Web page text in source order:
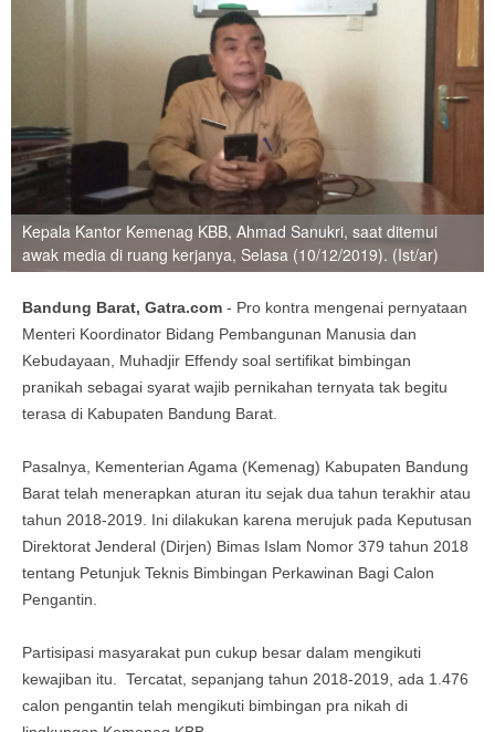
Kepala Kantor Kemenag KBB, Ahmad Sanukri, saat ditemui
awak media di ruang kerjanya, Selasa (10/12/2019). (Ist/ar)
Bandung Barat, Gatra.com - Pro kontra mengenai pernyataan
Menteri Koordinator Bidang Pembangunan Manusia dan
Kebudayaan, Muhadjir Effendy soal sertifikat bimbingan
pranikah sebagai syarat wajib pernikahan ternyata tak begitu
terasa di Kabupaten Bandung Barat.
Pasalnya, Kementerian Agama (Kemenag) Kabupaten Bandung
Barat telah menerapkan aturan itu sejak dua tahun terakhir atau
tahun 2018-2019. Ini dilakukan karena merujuk pada Keputusan
Direktorat Jenderal (Dirjen) Bimas Islam Nomor 379 tahun 2018
tentang Petunjuk Teknis Bimbingan Perkawinan Bagi Calon
Pengantin.
Partisipasi masyarakat pun cukup besar dalam mengikuti
kewajiban itu. Tercatat, sepanjang tahun 2018-2019, ada 1.476
calon pengantin telah mengikuti bimbingan pra nikah di